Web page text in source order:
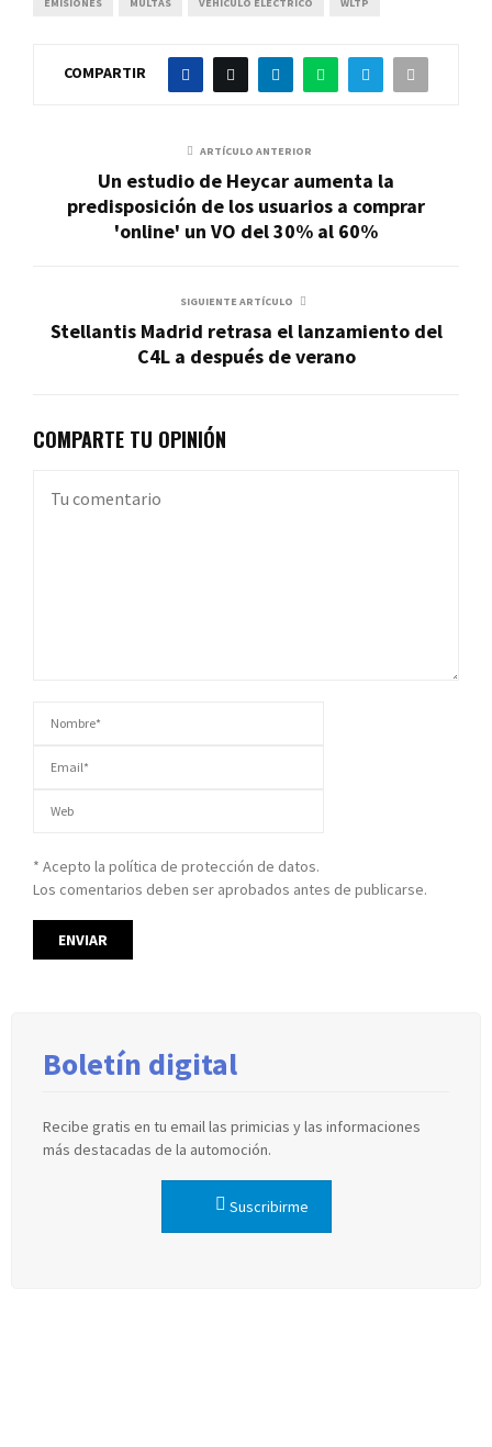
COMPARTIR
ARTÍCULO ANTERIOR
Un estudio de Heycar aumenta la
predisposición de los usuarios a comprar
'online' un VO del 30% al 60%
SIGUIENTE ARTÍCULO
Stellantis Madrid retrasa el lanzamiento del
C4L a después de verano
COMPARTE TU OPINIÓN
* Acepto la política de protección de datos.
Los comentarios deben ser aprobados antes de publicarse.
Boletín digital
Recibe gratis en tu email las primicias y las informaciones
más destacadas de la automoción.
Suscribirme